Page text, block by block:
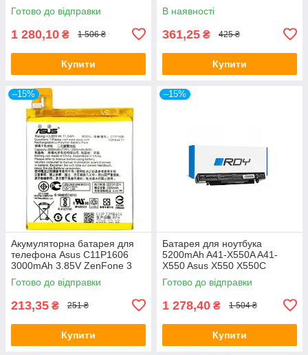
P450 P550 R409 R510 X450
X550CA
Готово до відправки
1 280,10 ₴ 1 506 ₴
Купити
ZE601KL | Zenfone Selfie
ZD551KL
В наявності
361,25 ₴ 425 ₴
Купити
–15%
Акумуляторна батарея для
телефона Asus C11P1606
3000mAh 3.85V ZenFone 3
Laser ZC551KL
Готово до відправки
213,35 ₴ 251 ₴
Купити
–15%
Батарея для ноутбука
5200mAh A41-X550A A41-
X550 Asus X550 X550C
X550CC X550D X550V X450C
X450CA X450E
Готово до відправки
1 278,40 ₴ 1 504 ₴
Купити